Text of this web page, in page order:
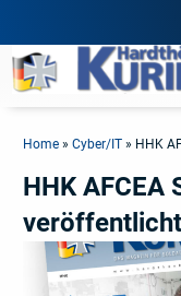
Home »Cyber/IT » HHK
HHK